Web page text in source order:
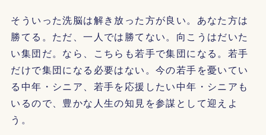
そういった洗脳は解き放った方が良い。あなた方は
勝てる。ただ、一人では勝てない。向こうはだいた
い集団だ。なら、こちらも若手で集団になる。若手
だけで集団になる必要はない。今の若手を憂いてい
る中年・シニア、若手を応援したい中年・シニアも
いるので、豊かな人生の知見を参謀として迎えよ
う。